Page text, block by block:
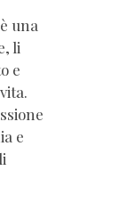
una
li
e
e